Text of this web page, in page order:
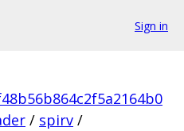
Sign in
/ spirv /